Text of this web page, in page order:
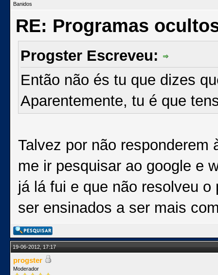
Banidos
RE: Programas
Progster Escreveu:
Então não és tu que dizes
Aparentemente, tu é que
Talvez por não responderem
me ir pesquisar ao google e
já lá fui e que não resolveu
ser ensinados a ser mais
19-06-2012, 17:17
progster
Moderador